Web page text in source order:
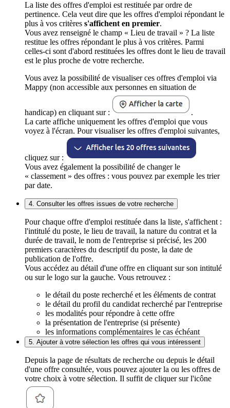
La liste des offres d'emploi est restituée par ordre de
pertinence. Cela veut dire que les offres d'emploi répondant le
plus à vos critères s'affichent en premier.
Vous avez renseigné le champ « Lieu de travail » ? La liste
restitue les offres répondant le plus à vos critères. Parmi
celles-ci sont d'abord restituées les offres dont le lieu de travail
est le plus proche de votre recherche.
Vous avez la possibilité de visualiser ces offres d'emploi via
Mappy (non accessible aux personnes en situation de
handicap) en cliquant sur :
.
La carte affiche uniquement les offres d'emploi que vous
voyez à l'écran. Pour visualiser les offres d'emploi suivantes,
cliquez sur :
Vous avez également la possibilité de changer le
« classement » des offres : vous pouvez par exemple les trier
par date.
4. Consulter les offres issues de votre recherche
Pour chaque offre d'emploi restituée dans la liste, s'affichent :
l'intitulé du poste, le lieu de travail, la nature du contrat et la
durée de travail, le nom de l'entreprise si précisé, les 200
premiers caractères du descriptif du poste, la date de
publication de l'offre.
Vous accédez au détail d'une offre en cliquant sur son intitulé
ou sur le logo sur la gauche. Vous retrouvez :
le détail du poste recherché et les éléments de contrat
le détail du profil du candidat recherché par l'entreprise
les modalités pour répondre à cette offre
la présentation de l'entreprise (si présente)
les informations complémentaires le cas échéant
5. Ajouter à votre sélection les offres qui vous intéressent
Depuis la page de résultats de recherche ou depuis le détail
d'une offre consultée, vous pouvez ajouter la ou les offres de
votre choix à votre sélection. Il suffit de cliquer sur l'icône